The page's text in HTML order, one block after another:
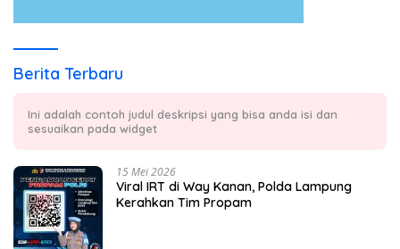
Berita Terbaru
Ini adalah contoh judul deskripsi yang bisa anda isi dan
sesuaikan pada widget
15 Mei 2026
Viral IRT di Way Kanan, Polda Lampung
Kerahkan Tim Propam